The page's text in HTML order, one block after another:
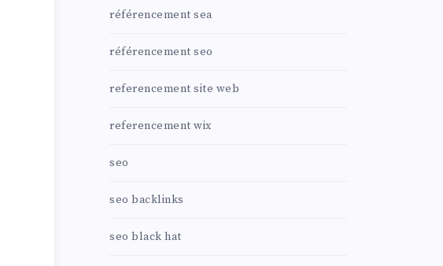
référencement sea
référencement seo
referencement site web
referencement wix
seo
seo backlinks
seo black hat